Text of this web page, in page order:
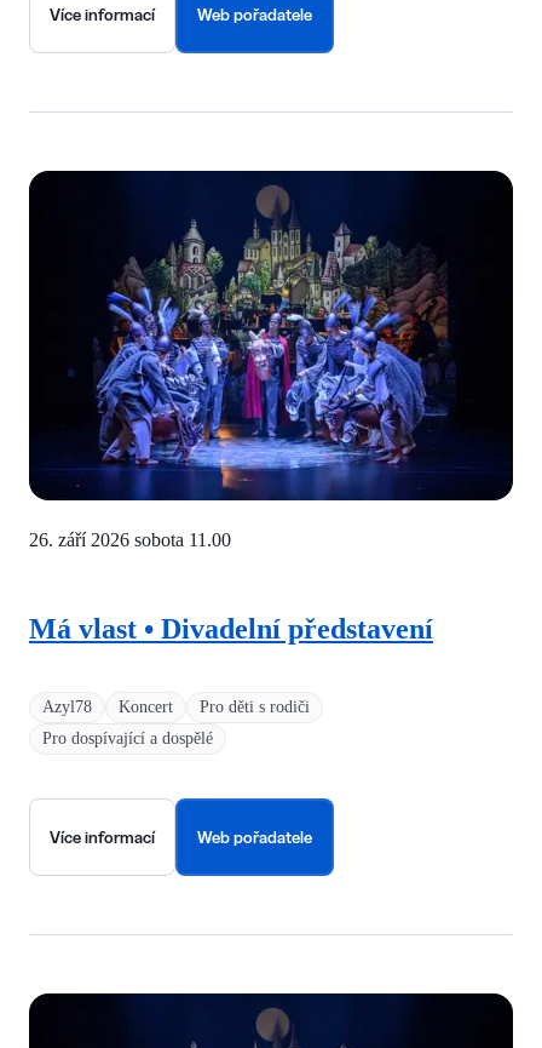
Více informací Web pořadatele
Azyl78 Koncert
Pro děti s rodiči
Pro dospívající a dospělé
Má vlast • Divadelní představení
26. září 2026 sobota 11.00
Více informací Web pořadatele